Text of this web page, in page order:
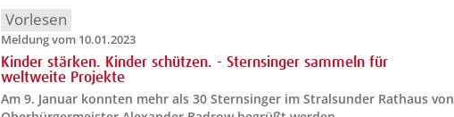
Vorlesen
Meldung vom 10.01.2023
Kinder stärken. Kinder schützen. - Sternsinger sammeln für
weltweite Projekte
Am 9. Januar konnten mehr als 30 Sternsinger im Stralsunder Rathaus von